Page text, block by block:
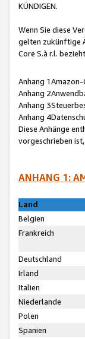
KÜNDIGEN.
Wenn Sie diese
gelten zukünftige
Core S.à r.l.
Anhang
Anhang
Anhang
Anhang
Diese Anhänge
vorgeschrieben
ANHANG 1:
Land
Belgien
Frankreich
Deutschland
Irland
Italien
Niederlande
Polen
Spanien